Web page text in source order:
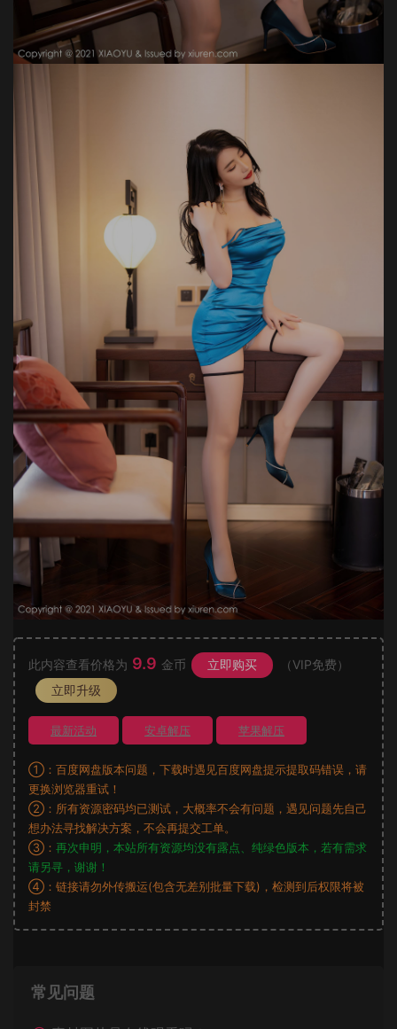
此内容查看价格为 9.9 金币 立即购买
（VIP免费）
立即升级
最新活动 安卓解压 苹果解压
①：百度网盘版本问题，下载时遇见百度网盘提示提取码错误，请
更换浏览器重试！
②：所有资源密码均已测试，大概率不会有问题，遇见问题先自己
想办法寻找解决方案，不会再提交工单。
③： 再次申明，本站所有资源均没有露点、纯绿色版本，若有需求
请另寻，谢谢！
④：链接请勿外传搬运(包含无差别批量下载)，检测到后权限将被
封禁
常见问题